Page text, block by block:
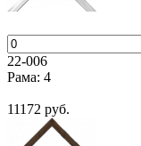
22-006
Рама: 4
11172 руб.